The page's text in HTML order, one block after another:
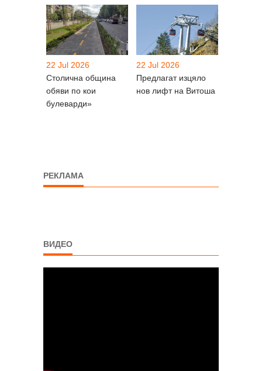
22 Jul 2026
Столична община
обяви по кои
булеварди»
22 Jul 2026
Предлагат изцяло
нов лифт на Витоша
РЕКЛАМА
ВИДЕО